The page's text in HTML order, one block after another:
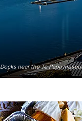
Docks near the Te Papa